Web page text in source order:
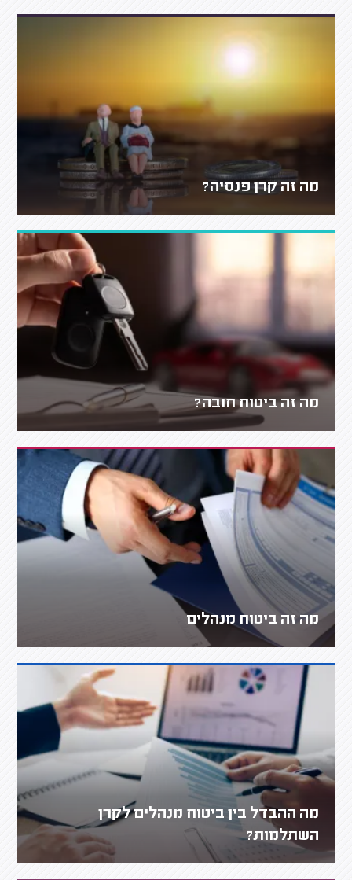
מה זה קרן פנסיה?
מה זה ביטוח חובה?
מה זה ביטוח מנהלים
מה ההבדל בין ביטוח מנהלים לקרן
השתלמות?